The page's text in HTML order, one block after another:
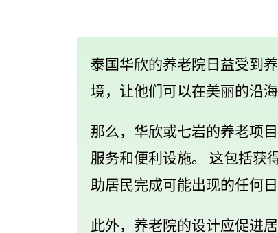
泰国华欣的养老院日益受到
境，让他们可以在美丽的沿
那么，华欣或七岩的养老项
服务和便利设施。 这包括获
助居民完成可能出现的任何
此外，养老院的设计应促进